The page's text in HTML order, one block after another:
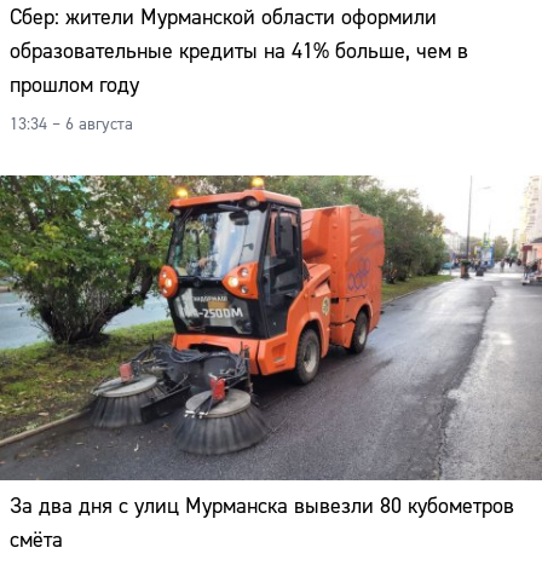
Сбер: жители Мурманской области оформили
образовательные кредиты на 41% больше, чем в
прошлом году
13:34 – 6 августа
За два дня с улиц Мурманска вывезли 80 кубометров
смёта